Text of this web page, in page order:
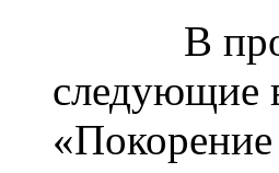
В
следующие